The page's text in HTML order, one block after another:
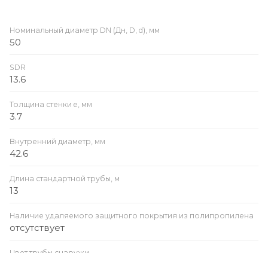
Номинальный диаметр DN (Дн, D, d), мм
50
SDR
13.6
Толщина стенки e, мм
3.7
Внутренний диаметр, мм
42.6
Длина стандартной трубы, м
13
Наличие удаляемого защитного покрытия из полипропилена
отсутствует